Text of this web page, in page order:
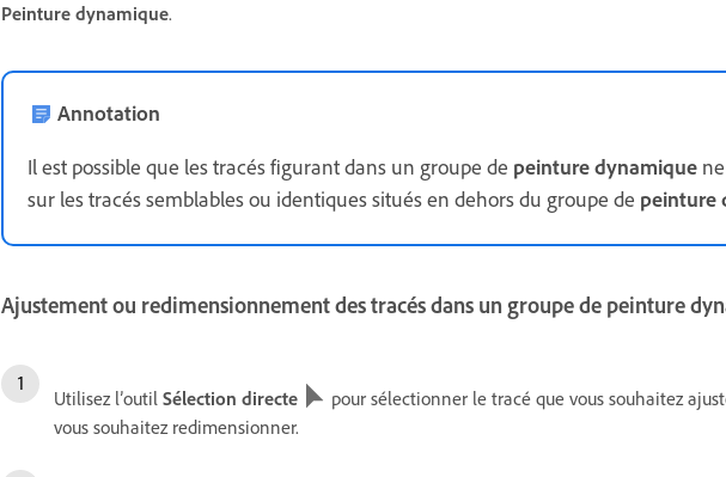
Peinture dynamique.
Annotation
Il est possible que les tracés figurant dans un groupe de peinture dynamique
sur les tracés semblables ou identiques situés en dehors du groupe de peinture
Ajustement ou redimensionnement des tracés dans un groupe de peinture
Utilisez l’outil Sélection directe
pour sélectionner le tracé que vous souhaitez
vous souhaitez redimensionner.